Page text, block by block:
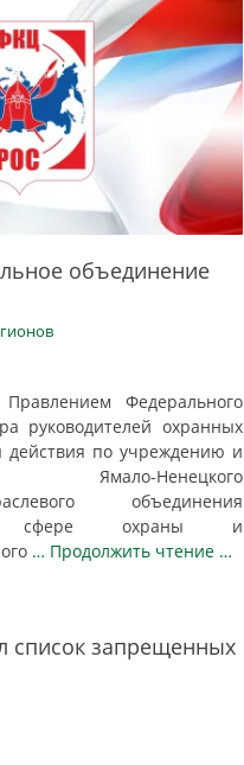
объединение
Федерального
руководителей охранных
действия по учреждению и
Ненецкого
объединения
в сфере охраны и
… Продолжить чтение …
список запрещенных